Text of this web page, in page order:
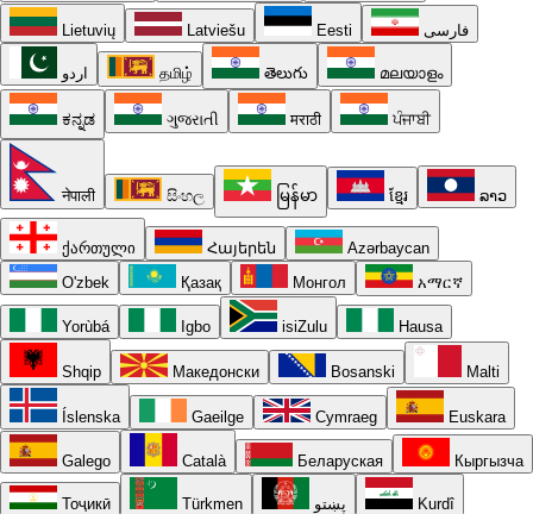
Lietuvių Latviešu Eesti فارسی
اردو தமிழ் తెలుగు മലയാളം
ಕನ್ನಡ ગુજરાતી मराठी ਪੰਜਾਬੀ
नेपाली සිංහල မြန်မာ ខ្មែរ ລາວ
ქართული Հայերեն
Azərbaycan
O'zbek
Қазақ Монгол አማርኛ
Yorùbá Igbo isiZulu Hausa
Shqip Македонски Bosanski Malti
Íslenska Gaeilge Cymraeg Euskara
Galego Català Беларуская Кыргызча
Тоҷикӣ Türkmen پښتو Kurdî